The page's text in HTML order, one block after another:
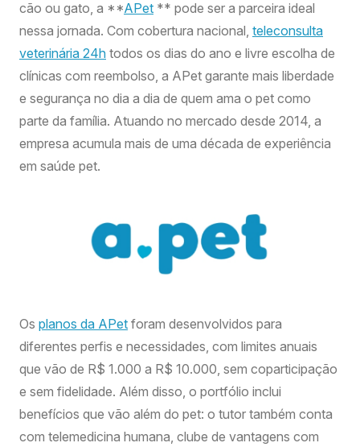
cão ou gato, a **APet ** pode ser a parceira ideal
nessa jornada. Com cobertura nacional, teleconsulta
veterinária 24h todos os dias do ano e livre escolha de
clínicas com reembolso, a APet garante mais liberdade
e segurança no dia a dia de quem ama o pet como
parte da família. Atuando no mercado desde 2014, a
empresa acumula mais de uma década de experiência
em saúde pet.
Os planos da APet foram desenvolvidos para
diferentes perfis e necessidades, com limites anuais
que vão de R$ 1.000 a R$ 10.000, sem coparticipação
e sem fidelidade. Além disso, o portfólio inclui
benefícios que vão além do pet: o tutor também conta
com telemedicina humana, clube de vantagens com